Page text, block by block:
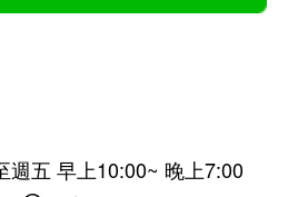
週五 早上10:00~ 晚上7:00